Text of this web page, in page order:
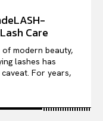
Care
modern beauty,
lashes has
For years,